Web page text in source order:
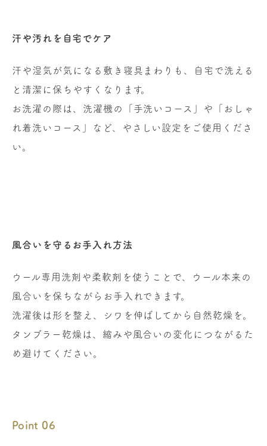
汗や汚れを自宅でケア
汗や湿気が気になる敷き寝具まわりも、自宅で洗える
と清潔に保ちやすくなります。
お洗濯の際は、洗濯機の「手洗いコース」や「おしゃ
れ着洗いコース」など、やさしい設定をご使用くださ
い。
風合いを守るお手入れ方法
ウール専用洗剤や柔軟剤を使うことで、ウール本来の
風合いを保ちながらお手入れできます。
洗濯後は形を整え、シワを伸ばしてから自然乾燥を。
タンブラー乾燥は、縮みや風合いの変化につながるた
め避けてください。
Point 06